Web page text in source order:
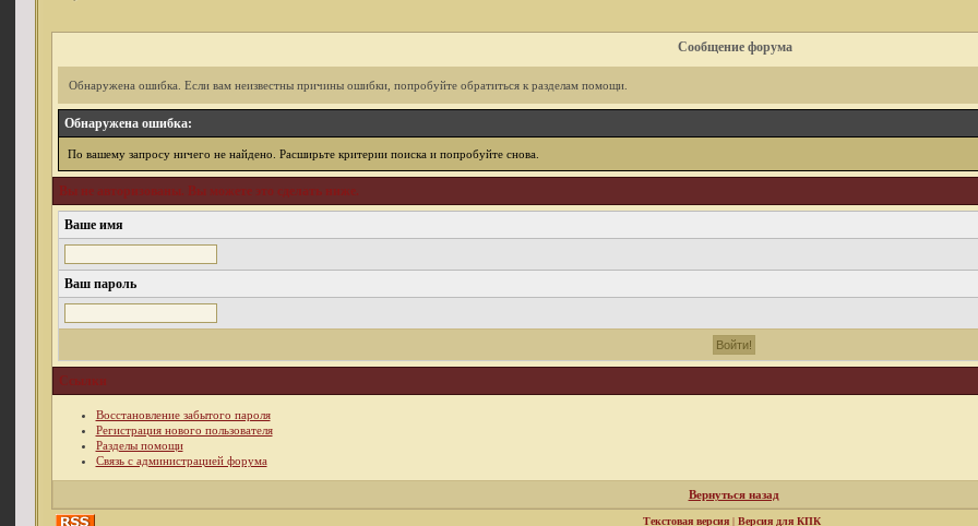
Сообщение форума
Обнаружена ошибка. Если вам неизвестны причины ошибки, попробуйте обратиться к разделам помощи.
Обнаружена ошибка:
По вашему запросу ничего не найдено. Расширьте критерии поиска и попробуйте снова.
Вы не авторизованы. Вы можете это сделать ниже.
Ваше имя
Ваш пароль
Ссылки
Восстановление забытого пароля
Регистрация нового пользователя
Разделы помощи
Связь с администрацией форума
Вернуться назад
Текстовая версия| Версия для КПК